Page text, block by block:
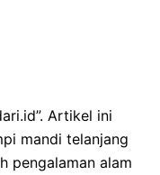
Artikel ini
mandi telanjang
pengalaman alam